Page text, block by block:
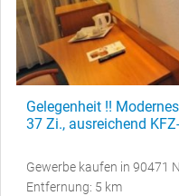
Gelegenheit !!
37 Zi., ausreichend
Gewerbe kaufen in 90471
Entfernung: 5 km